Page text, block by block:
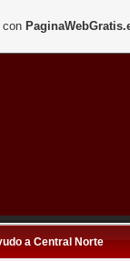
a Central Norte
con